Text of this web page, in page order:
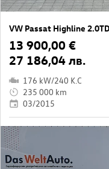
13 900,00 €
27 186,04 лв.
176 kW/240 K.C
235 000 km
03/2015